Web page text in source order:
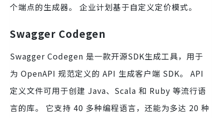
个端点的生成器。 企业计划基于自定义定价模式。
Swagger Codegen
Swagger Codegen 是一款开源SDK生成工具，用于
为 OpenAPI 规范定义的 API 生成客户端 SDK。 API
定义文件可用于创建 Java、Scala 和 Ruby 等流行语
言的库。 它支持 40 多种编程语言，还能为多达 20 种